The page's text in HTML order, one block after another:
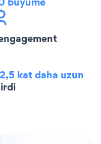
2,5 kat daha uzun